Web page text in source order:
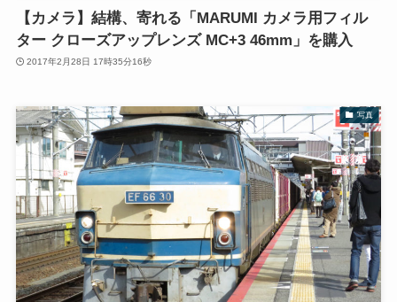
【カメラ】結構、寄れる「MARUMI カメラ用フィル
ター クローズアップレンズ MC+3 46mm」を購入
2017年2月28日 17時35分16秒
写真